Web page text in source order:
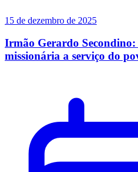
15 de dezembro de 2025
Irmão Gerardo Secondino:
missionária a serviço do